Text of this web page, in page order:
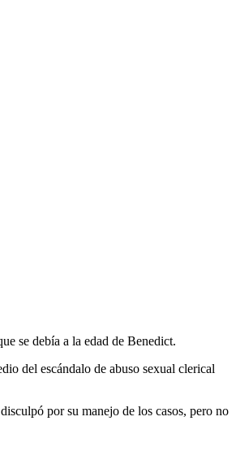
se debía a la edad de Benedict.
del escándalo de abuso sexual clerical
por su manejo de los casos, pero no